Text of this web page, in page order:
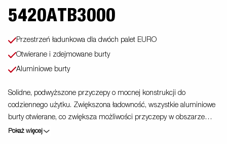
5420ATB3000
Przestrzeń ładunkowa dla dwóch palet EURO
Otwierane i zdejmowane burty
Aluminiowe burty
Solidne, podwyższone przyczepy o mocnej konstrukcji do
codziennego użytku. Zwiększona ładowność, wszystkie aluminiowe
burty otwierane, co zwiększa możliwości przyczepy w obszarze
zastosowań - może służyć również jako laweta. Wyposażone w
Pokaż więcej